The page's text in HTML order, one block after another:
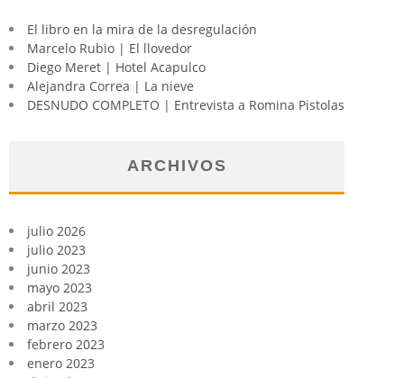
El libro en la mira de la desregulación
Marcelo Rubio | El llovedor
Diego Meret | Hotel Acapulco
Alejandra Correa | La nieve
DESNUDO COMPLETO | Entrevista a Romina Pistolas
ARCHIVOS
julio 2026
julio 2023
junio 2023
mayo 2023
abril 2023
marzo 2023
febrero 2023
enero 2023